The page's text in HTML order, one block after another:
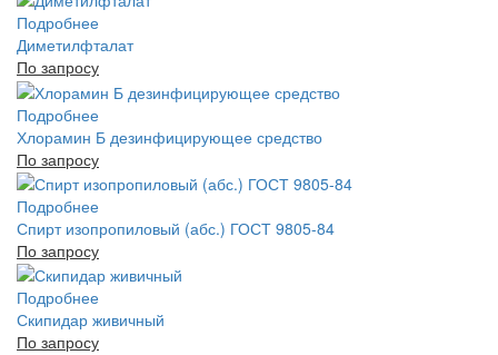
Подробнее
Диметилфталат
По запросу
Подробнее
Хлорамин Б дезинфицирующее средство
По запросу
Подробнее
Спирт изопропиловый (абс.) ГОСТ 9805-84
По запросу
Подробнее
Скипидар живичный
По запросу